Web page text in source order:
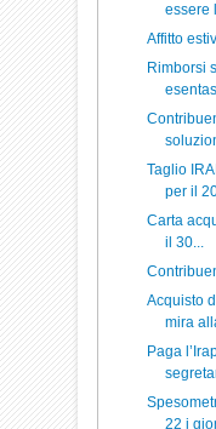
essere
Affitto
Rimborsi
Taglio
per il
Carta
il 30...
Acquisto
mira
Paga
22 i